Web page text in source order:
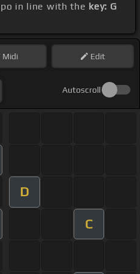
in line with the key: G
Midi Edit
Autoscroll
D
C